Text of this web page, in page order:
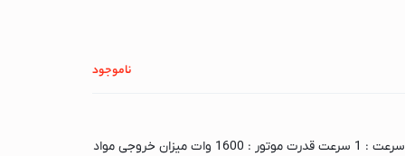
ناموجود
ویژگی های محصول : تنظیمات سرعت : 1 سرعت قدرت موتور : 1600 وات میزان خروجی مواد